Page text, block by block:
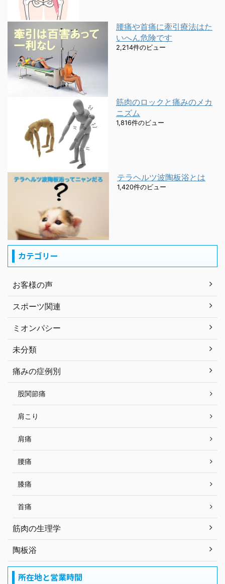
腰痛や首痛に牽引療法はた
いへん危険です
2,214件のビュー
筋肉のロックと痛みのメカ
ニズム
1,816件のビュー
テラヘルツ波陶板浴とは
1,420件のビュー
カテゴリー
お客様の声
スポーツ関連
ミオンパシー
未分類
痛みの症例別
股関節痛
肩こり
肩痛
腰痛
膝痛
首痛
筋肉の生理学
陶板浴
所在地と営業時間